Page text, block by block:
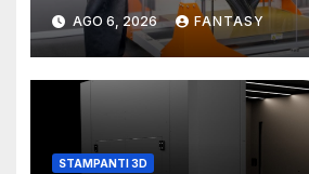
AGO 6, 2026 FANTASY
STAMPANTI 3D